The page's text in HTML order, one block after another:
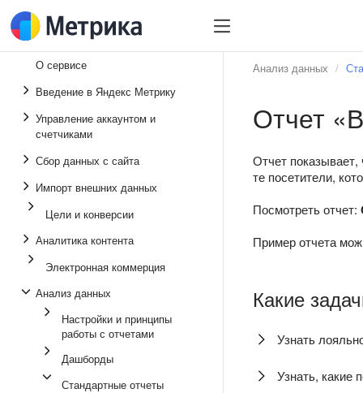
О сервисе
Введение в Яндекс Метрику
Управление аккаунтом и
счетчиками
Сбор данных с сайта
Импорт внешних данных
Цели и конверсии
Аналитика контента
Электронная коммерция
Анализ данных
Настройки и принципы
работы с отчетами
Дашборды
Стандартные отчеты
Анализ данных
Отчет
Отчет показывает,
те посетители,
Посмотреть отчет:
Пример отчета
Какие
Узнать
Узнать, какие